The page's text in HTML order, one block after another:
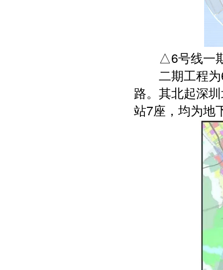
△6号线一期
二期工程为6
路。其北起深
站7座，均为地